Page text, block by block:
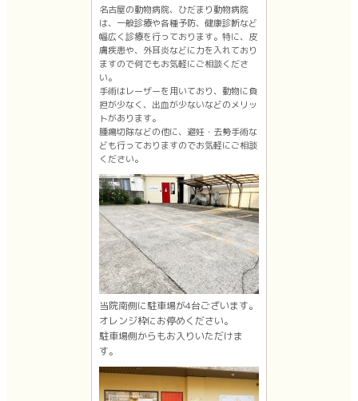
名古屋の動物病院、ひだまり動物病院
は、一般診療や各種予防、健康診断など
幅広く診療を行っております。特に、皮
膚疾患や、外耳炎などに力を入れており
ますので何でもお気軽にご相談くださ
い。
手術はレーザーを用いており、動物に負
担が少なく、出血が少ないなどのメリッ
トがあります。
腫瘍切除などの他に、避妊・去勢手術な
ども行っておりますのでお気軽にご相談
ください。
当院南側に駐車場が4台ございます。
オレンジ枠にお停めください。
駐車場側からもお入りいただけま
す。